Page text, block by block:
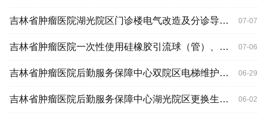
吉林省肿瘤医院湖光院区门诊楼电气改造及分诊导诊系统适配安装项目竞争性磋商公告 07-07
吉林省肿瘤医院一次性使用硅橡胶引流球（管）、手术电极医用耗材项目医院磋商公告 07-06
吉林省肿瘤医院后勤服务保障中心双院区电梯维护保养项目招标公告 06-29
吉林省肿瘤医院后勤服务保障中心湖光院区更换生活水泵及循环水泵服务项目招标公告 06-02